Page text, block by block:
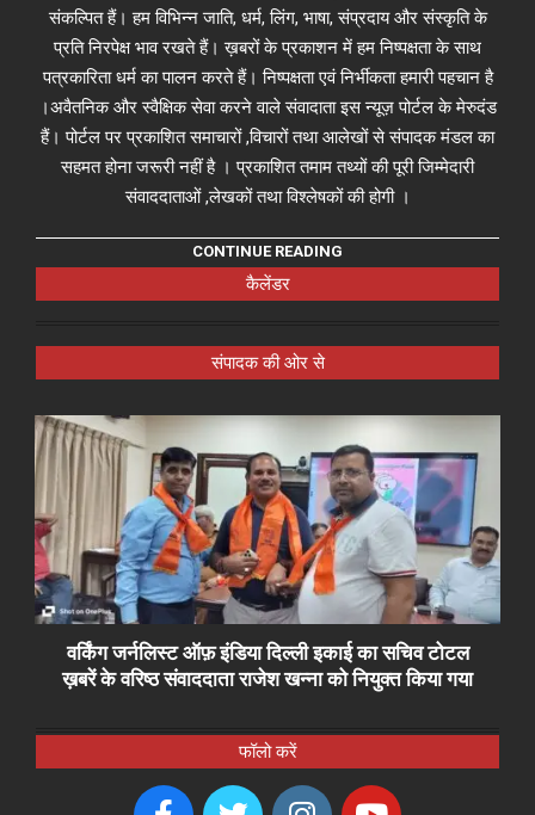
संकल्पित हैं। हम विभिन्न जाति, धर्म, लिंग, भाषा, संप्रदाय और संस्कृति के
प्रति निरपेक्ष भाव रखते हैं। ख़बरों के प्रकाशन में हम निष्पक्षता के साथ
पत्रकारिता धर्म का पालन करते हैं। निष्पक्षता एवं निर्भीकता हमारी पहचान है
।अवैतनिक और स्वैक्षिक सेवा करने वाले संवादाता इस न्यूज़ पोर्टल के मेरुदंड
हैं। पोर्टल पर प्रकाशित समाचारों ,विचारों तथा आलेखों से संपादक मंडल का
सहमत होना जरूरी नहीं है । प्रकाशित तमाम तथ्यों की पूरी जिम्मेदारी
संवाददाताओं ,लेखकों तथा विश्लेषकों की होगी ।
CONTINUE READING
कैलेंडर
संपादक की ओर से
वर्किंग जर्नलिस्ट ऑफ़ इंडिया दिल्ली इकाई का सचिव टोटल
ख़बरें के वरिष्ठ संवाददाता राजेश खन्ना को नियुक्त किया गया
फॉलो करें